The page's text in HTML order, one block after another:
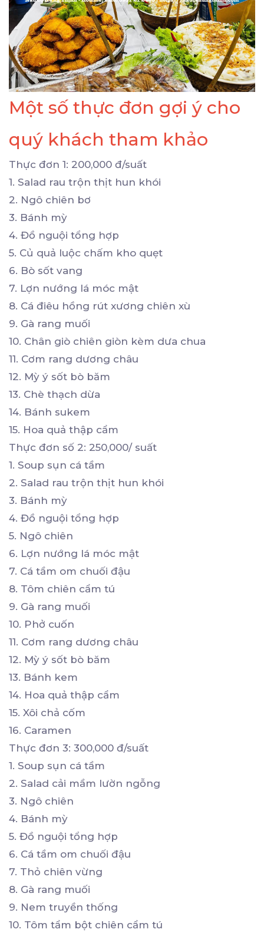
Một số thực đơn gợi ý cho
quý khách tham khảo
Thực đơn 1: 200,000 đ/suất
1. Salad rau trộn thịt hun khói
2. Ngô chiên bơ
3. Bánh mỳ
4. Đồ nguội tổng hợp
5. Củ quả luộc chấm kho quẹt
6. Bò sốt vang
7. Lợn nướng lá móc mật
8. Cá điêu hồng rút xương chiên xù
9. Gà rang muối
10. Chân giò chiên giòn kèm dưa chua
11. Cơm rang dương châu
12. Mỳ ý sốt bò băm
13. Chè thạch dừa
14. Bánh sukem
15. Hoa quả thập cẩm
Thực đơn số 2: 250,000/ suất
1. Soup sụn cá tầm
2. Salad rau trộn thịt hun khói
3. Bánh mỳ
4. Đồ nguội tổng hợp
5. Ngô chiên
6. Lợn nướng lá móc mật
7. Cá tầm om chuối đậu
8. Tôm chiên cẩm tú
9. Gà rang muối
10. Phở cuốn
11. Cơm rang dương châu
12. Mỳ ý sốt bò băm
13. Bánh kem
14. Hoa quả thập cẩm
15. Xôi chả cốm
16. Caramen
Thực đơn 3: 300,000 đ/suất
1. Soup sụn cá tầm
2. Salad cải mầm lườn ngỗng
3. Ngô chiên
4. Bánh mỳ
5. Đồ nguội tổng hợp
6. Cá tầm om chuối đậu
7. Thỏ chiên vừng
8. Gà rang muối
9. Nem truyền thống
10. Tôm tẩm bột chiên cẩm tú